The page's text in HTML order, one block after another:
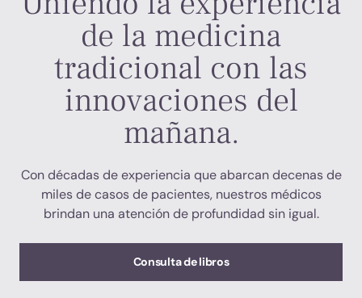
de la medicina
tradicional con las
innovaciones del
mañana.
Con décadas de experiencia que abarcan decenas de
miles de casos de pacientes, nuestros médicos
brindan una atención de profundidad sin igual.
Consulta de libros